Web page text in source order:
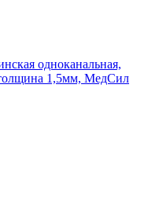
одноканальная,
1,5мм, МедСил